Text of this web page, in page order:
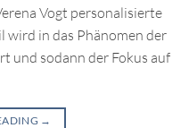
Vogt personalisierte
wird in das Phänomen der
und sodann der Fokus auf
→